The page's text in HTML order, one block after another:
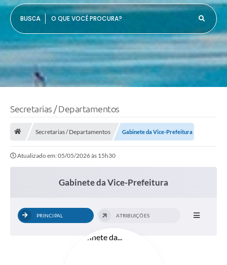
O QUE VOCÊ PROCURA?
Secretarias / Departamentos
Secretarias / Departamentos Gabinete da Vice-Prefeitura
Atualizado em: 05/05/2026 às 15h30
Gabinete da Vice-Prefeitura
PRINCIPAL ATRIBUIÇÕES